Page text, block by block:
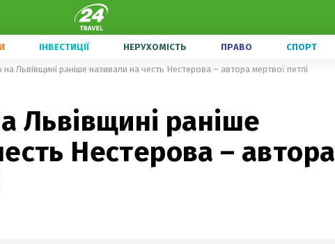
ІНВЕСТИЦІЇ НЕРУХОМІСТЬ ПРАВО СПОРТ
на Львівщині раніше називали на честь Нестерова – автора мертвої петлі
Львівщині раніше
Нестерова – автора